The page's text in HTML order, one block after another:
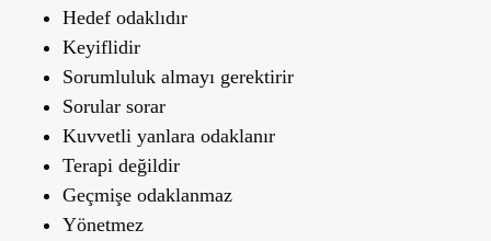
Hedef odaklıdır
Keyiflidir
Sorumluluk almayı gerektirir
Sorular sorar
Kuvvetli yanlara odaklanır
Terapi değildir
Geçmişe odaklanmaz
Yönetmez